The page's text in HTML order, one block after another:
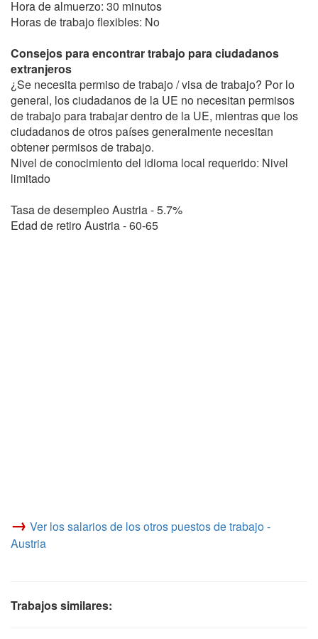
Hora de almuerzo: 30 minutos
Horas de trabajo flexibles: No
Consejos para encontrar trabajo para ciudadanos
extranjeros
¿Se necesita permiso de trabajo / visa de trabajo? Por lo
general, los ciudadanos de la UE no necesitan permisos
de trabajo para trabajar dentro de la UE, mientras que los
ciudadanos de otros países generalmente necesitan
obtener permisos de trabajo.
Nivel de conocimiento del idioma local requerido: Nivel
limitado
Tasa de desempleo Austria - 5.7%
Edad de retiro Austria - 60-65
→ Ver los salarios de los otros puestos de trabajo -
Austria
Trabajos similares: